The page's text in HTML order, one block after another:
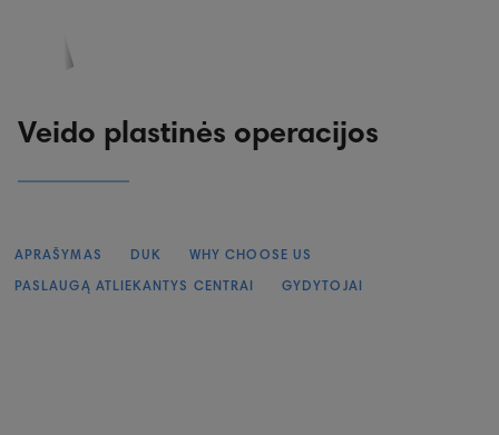
Veido plastinės operacijos
APRAŠYMAS DUK WHY CHOOSE US
PASLAUGĄ ATLIEKANTYS CENTRAI GYDYTOJAI